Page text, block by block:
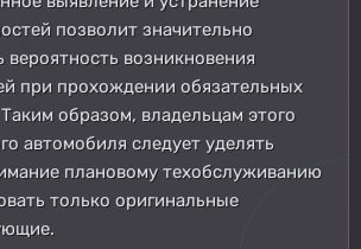
позволит значительно
вероятность возникновения
при прохождении обязательных
образом, владельцам этого
автомобиля следует уделять
плановому техобслуживанию
только оригинальные